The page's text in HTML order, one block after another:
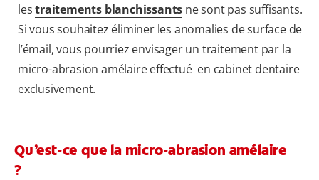
lestraitements blanchissants ne sont pas suffisants.
Si vous souhaitez éliminer les anomalies de surface de
l’émail, vous pourriez envisager un traitement par la
micro-abrasion amélaire effectué en cabinet dentaire
exclusivement.
Qu’est-ce que la micro-abrasion amélaire
?